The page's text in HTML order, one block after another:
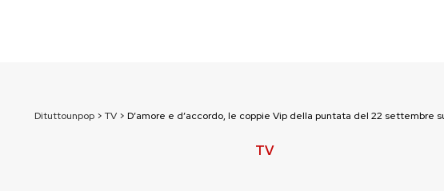
Dituttounpop> TV> D’amore e d’accordo, le coppie Vip della puntata del 22 settembre
TV